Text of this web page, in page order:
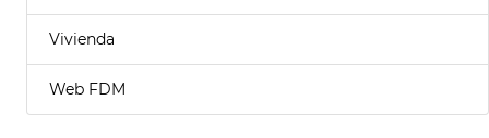
Vivienda
Web FDM